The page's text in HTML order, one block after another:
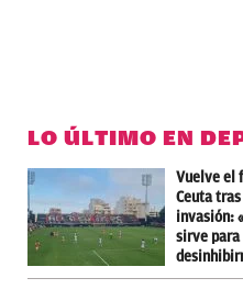
LO ÚLTIMO EN
Vuelve el
Ceuta
invasión:
sirve para